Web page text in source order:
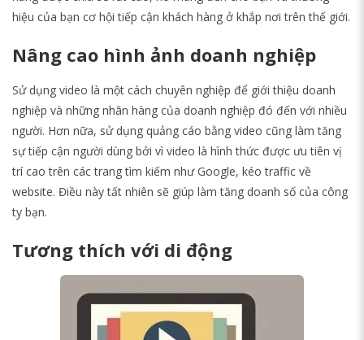
hiệu của bạn cơ hội tiếp cận khách hàng ở khắp nơi trên thế giới.
Nâng cao hình ảnh doanh nghiệp
Sử dụng video là một cách chuyên nghiệp để giới thiệu doanh
nghiệp và những nhãn hàng của doanh nghiệp đó đến với nhiều
người. Hơn nữa, sử dụng quảng cáo bằng video cũng làm tăng
sự tiếp cận người dùng bởi vì video là hình thức được ưu tiên vị
trí cao trên các trang tìm kiếm như Google, kéo traffic về
website. Điều này tất nhiên sẽ giúp làm tăng doanh số của công
ty bạn.
Tương thích với di động